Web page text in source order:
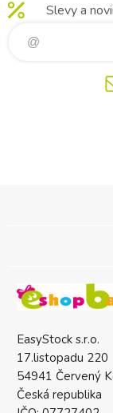
Uživatelskou p
Slevy a
EasyStock s.r.o.
17.listopadu 220
54941 Červený
Česká republika